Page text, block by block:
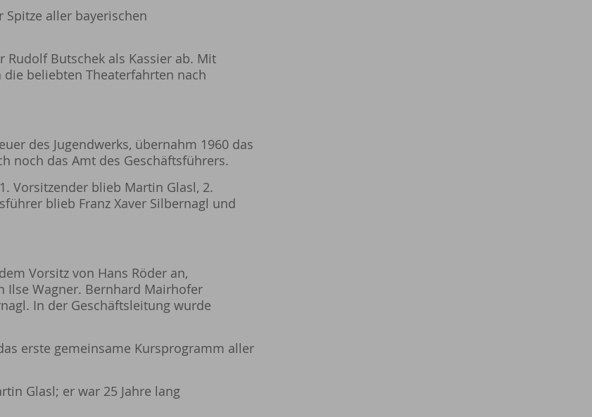
Spitze aller bayerischen
Rudolf Butschek als Kassier ab. Mit
die beliebten Theaterfahrten nach
des Jugendwerks, übernahm 1960 das
noch das Amt des Geschäftsführers.
Vorsitzender blieb Martin Glasl, 2.
blieb Franz Xaver Silbernagl und
Vorsitz von Hans Röder an,
Ilse Wagner. Bernhard Mairhofer
In der Geschäftsleitung wurde
erste gemeinsame Kursprogramm aller
Glasl; er war 25 Jahre lang